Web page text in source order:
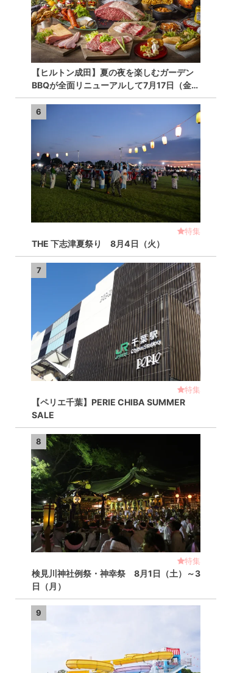
【ヒルトン成田】夏の夜を楽しむガーデン
BBQが全面リニューアルして7月17日（金…
6
特集
THE 下志津夏祭り 8月4日（火）
7
特集
【ペリエ千葉】PERIE CHIBA SUMMER
SALE
8
特集
検見川神社例祭・神幸祭 8月1日（土）～3
日（月）
9